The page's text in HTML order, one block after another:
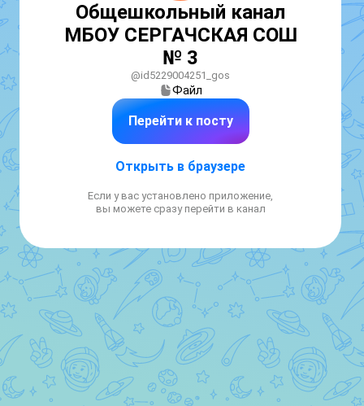
Общешкольный канал
МБОУ СЕРГАЧСКАЯ СОШ
№ 3
@id5229004251_gos
Файл
Перейти к посту
Открыть в браузере
Если у вас установлено приложение,
вы можете сразу перейти в канал